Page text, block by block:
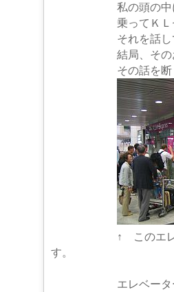
私の頭の中には「Ｋ
乗ってＫＬセント
それを話して駅を
結局、そのおじさ
その話を断り、
↑ このエレベータ
エレベーターを降